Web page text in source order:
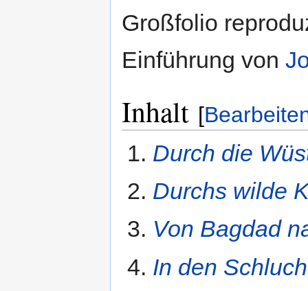
Großfolio
Einführung von
Inhalt [
Durch die
Durchs wilde
Von Bagdad
In den